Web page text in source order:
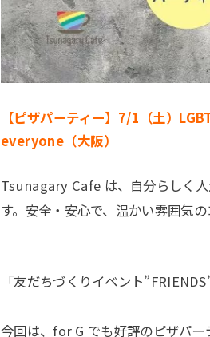
【ピザパーティー】7/1（土）
everyone（大阪）
Tsunagary Cafe は、自分らしく
す。安全・安心で、温かい雰囲気
「友だちづくりイベント
今回は、for G でも好評のピザパ